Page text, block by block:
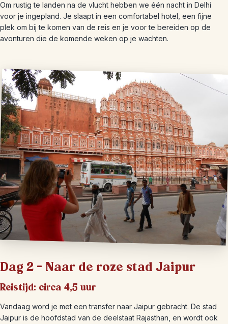
Om rustig te landen na de vlucht hebben we één nacht in Delhi
voor je ingepland. Je slaapt in een comfortabel hotel, een fijne
plek om bij te komen van de reis en je voor te bereiden op de
avonturen die de komende weken op je wachten.
Dag 2 – Naar de roze stad Jaipur
Reistijd: circa 4,5 uur
Vandaag word je met een transfer naar Jaipur gebracht. De stad
Jaipur is de hoofdstad van de deelstaat Rajasthan, en wordt ook